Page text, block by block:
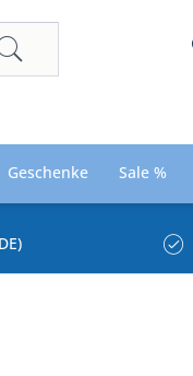
Geschenke Sale %